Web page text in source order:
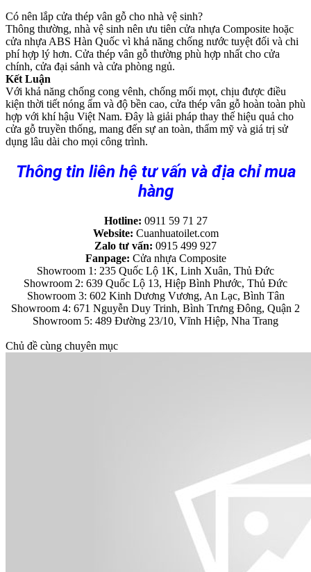
Có nên lắp cửa thép vân gỗ cho nhà vệ sinh?
Thông thường, nhà vệ sinh nên ưu tiên cửa nhựa Composite hoặc
cửa nhựa ABS Hàn Quốc vì khả năng chống nước tuyệt đối và chi
phí hợp lý hơn. Cửa thép vân gỗ thường phù hợp nhất cho cửa
chính, cửa đại sảnh và cửa phòng ngủ.
Kết Luận
Với khả năng chống cong vênh, chống mối mọt, chịu được điều
kiện thời tiết nóng ẩm và độ bền cao, cửa thép vân gỗ hoàn toàn phù
hợp với khí hậu Việt Nam. Đây là giải pháp thay thế hiệu quả cho
cửa gỗ truyền thống, mang đến sự an toàn, thẩm mỹ và giá trị sử
dụng lâu dài cho mọi công trình.
Thông tin liên hệ tư vấn và địa chỉ mua
hàng
Hotline: 0911 59 71 27
Website: Cuanhuatoilet.com
Zalo tư vấn: 0915 499 927
Fanpage: Cửa nhựa Composite
Showroom 1: 235 Quốc Lộ 1K, Linh Xuân, Thủ Đức
Showroom 2: 639 Quốc Lộ 13, Hiệp Bình Phước, Thủ Đức
Showroom 3: 602 Kinh Dương Vương, An Lạc, Bình Tân
Showroom 4: 671 Nguyễn Duy Trinh, Bình Trưng Đông, Quận 2
Showroom 5: 489 Đường 23/10, Vĩnh Hiệp, Nha Trang
Chủ đề cùng chuyên mục